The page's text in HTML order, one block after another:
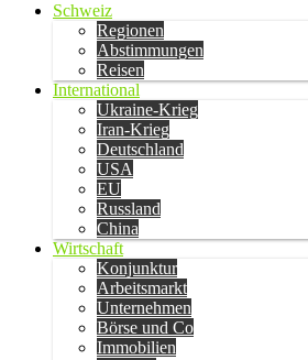
Schweiz
Regionen
Abstimmungen
Reisen
International
Ukraine-Krieg
Iran-Krieg
Deutschland
USA
EU
Russland
China
Wirtschaft
Konjunktur
Arbeitsmarkt
Unternehmen
Börse und Co
Immobilien